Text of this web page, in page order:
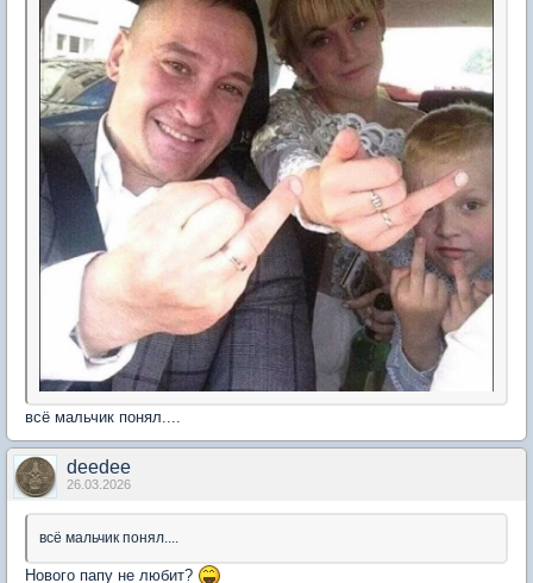
всё мальчик понял....
deedee
26.03.2026
всё мальчик понял....
Нового папу не любит?